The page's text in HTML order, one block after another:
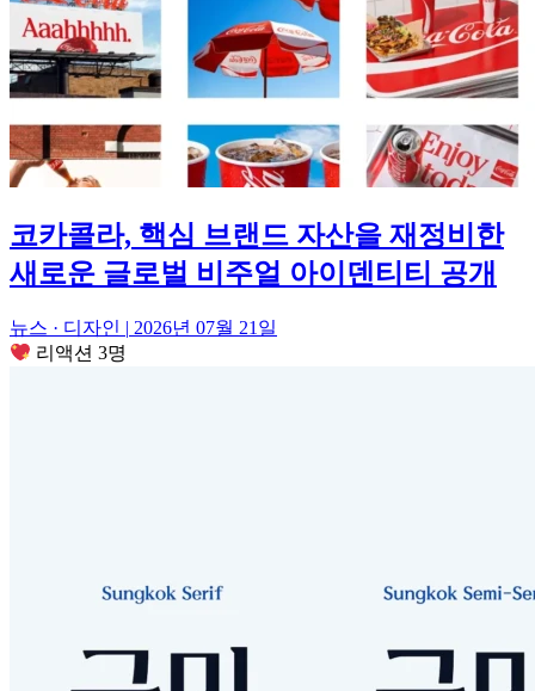
코카콜라, 핵심 브랜드 자산을 재정비한
새로운 글로벌 비주얼 아이덴티티 공개
뉴스 · 디자인 | 2026년 07월 21일
리액션 3명